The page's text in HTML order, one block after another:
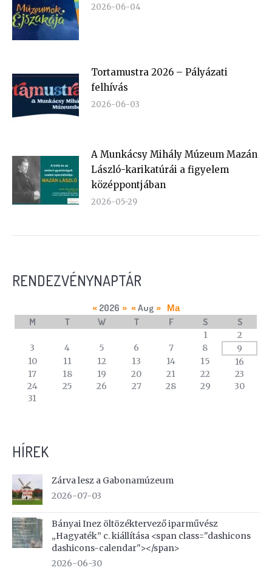
2026-06-04
Tortamustra 2026 – Pályázati
felhívás
2026-06-03
A Munkácsy Mihály Múzeum Mazán
László-karikatúrái a figyelem
középpontjában
2026-05-29
RENDEZVÉNYNAPTÁR
calendar
events
« 2026 » « Aug » Ma
M T W T F S S
1
2
3
4 5 6 7 8
9
10
11 12 13 14 15
16
17
18 19 20 21 22
23
24
25 26 27 28 29
30
31
HÍREK
Zárva lesz a Gabonamúzeum
2026-07-03
Bányai Inez öltözéktervező iparművész
„Hagyaték” c. kiállítása <span class="dashicons
dashicons-calendar"></span>
2026-06-30